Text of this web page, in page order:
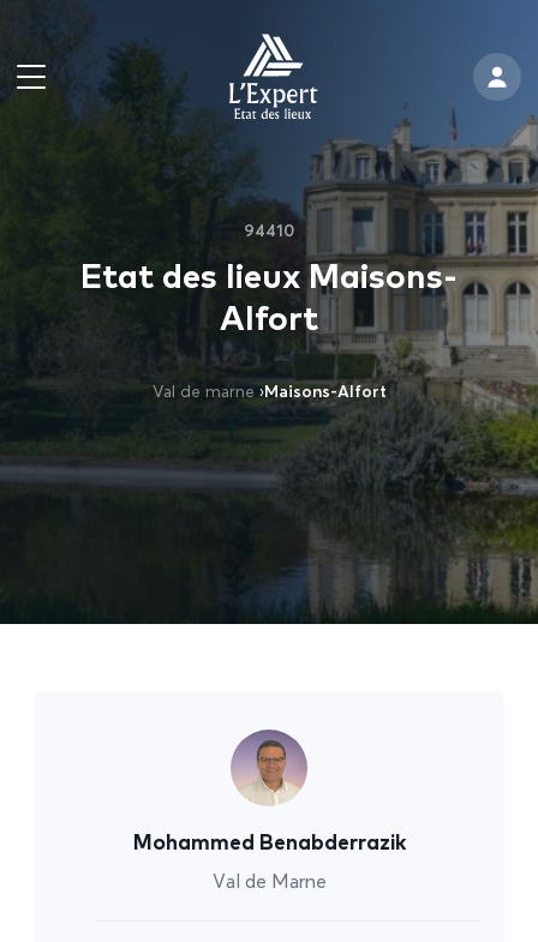
94410
Etat des lieux Maisons-
Alfort
Val de marne ›Maisons-Alfort
Mohammed Benabderrazik
Val de Marne